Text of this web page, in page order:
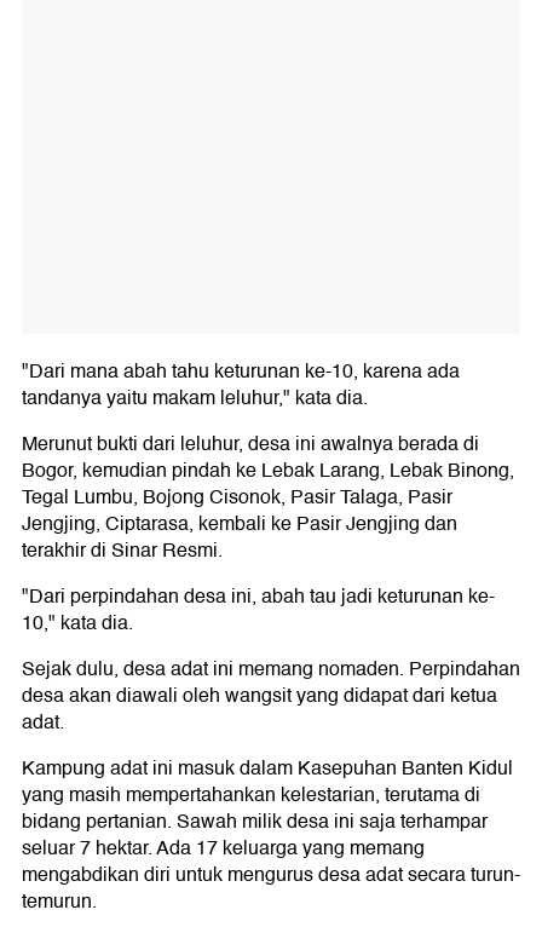
"Dari mana abah tahu keturunan ke-10, karena ada
tandanya yaitu makam leluhur," kata dia.
Merunut bukti dari leluhur, desa ini awalnya berada di
Bogor, kemudian pindah ke Lebak Larang, Lebak Binong,
Tegal Lumbu, Bojong Cisonok, Pasir Talaga, Pasir
Jengjing, Ciptarasa, kembali ke Pasir Jengjing dan
terakhir di Sinar Resmi.
"Dari perpindahan desa ini, abah tau jadi keturunan ke-
10," kata dia.
Sejak dulu, desa adat ini memang nomaden. Perpindahan
desa akan diawali oleh wangsit yang didapat dari ketua
adat.
Kampung adat ini masuk dalam Kasepuhan Banten Kidul
yang masih mempertahankan kelestarian, terutama di
bidang pertanian. Sawah milik desa ini saja terhampar
seluar 7 hektar. Ada 17 keluarga yang memang
mengabdikan diri untuk mengurus desa adat secara turun-
temurun.